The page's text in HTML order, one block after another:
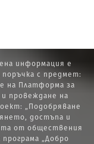
информация е
с предмет:
на Платформа за
провеждане на
„Подобряване
достъпа и
от обществения
„Добро